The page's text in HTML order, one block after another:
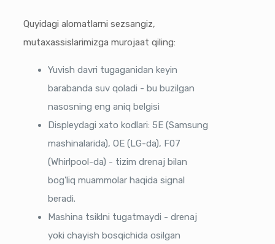
Quyidagi alomatlarni sezsangiz,
mutaxassislarimizga murojaat qiling:
Yuvish davri tugaganidan keyin
barabanda suv qoladi - bu buzilgan
nasosning eng aniq belgisi
Displeydagi xato kodlari: 5E (Samsung
mashinalarida), OE (LG-da), F07
(Whirlpool-da) - tizim drenaj bilan
bog'liq muammolar haqida signal
beradi.
Mashina tsiklni tugatmaydi - drenaj
yoki chayish bosqichida osilgan